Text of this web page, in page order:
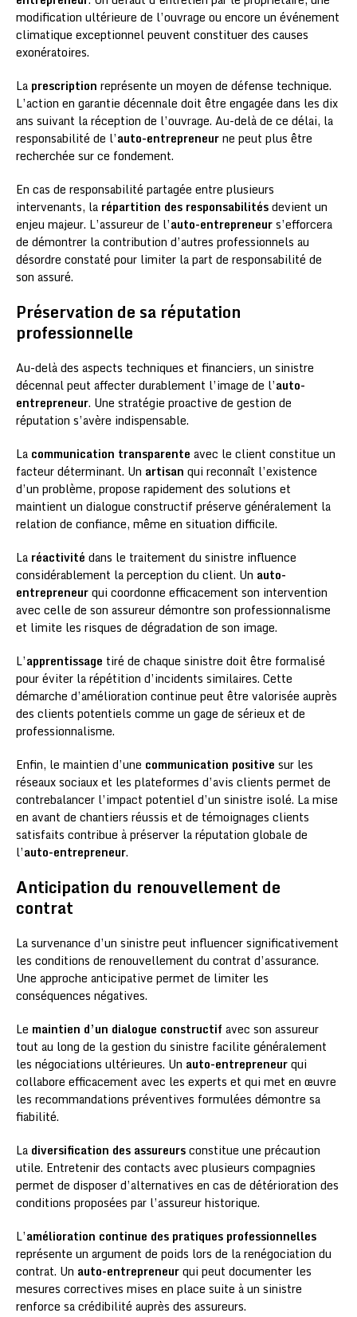
modification ultérieure de l’ouvrage ou encore un événement
climatique exceptionnel peuvent constituer des causes
exonératoires.
La prescription représente un moyen de défense technique.
L’action en garantie décennale doit être engagée dans les dix
ans suivant la réception de l’ouvrage. Au-delà de ce délai, la
responsabilité de l’auto-entrepreneurne peut plus être
recherchée sur ce fondement.
En cas de responsabilité partagée entre plusieurs
intervenants, la répartition des responsabilitésdevient un
enjeu majeur. L’assureur de l’auto-entrepreneurs’efforcera
de démontrer la contribution d’autres professionnels au
désordre constaté pour limiter la part de responsabilité de
son assuré.
Préservation de sa réputation
professionnelle
Au-delà des aspects techniques et financiers, un sinistre
décennal peut affecter durablement l’image de l’auto-
entrepreneur. Une stratégie proactive de gestion de
réputation s’avère indispensable.
La communication transparente avec le client constitue un
facteur déterminant. Un artisan qui reconnaît l’existence
d’un problème, propose rapidement des solutions et
maintient un dialogue constructif préserve généralement la
relation de confiance, même en situation difficile.
La réactivité dans le traitement du sinistre influence
considérablement la perception du client. Un auto-
entrepreneurqui coordonne efficacement son intervention
avec celle de son assureur démontre son professionnalisme
et limite les risques de dégradation de son image.
L’apprentissage tiré de chaque sinistre doit être formalisé
pour éviter la répétition d’incidents similaires. Cette
démarche d’amélioration continue peut être valorisée auprès
des clients potentiels comme un gage de sérieux et de
professionnalisme.
Enfin, le maintien d’une communication positive sur les
réseaux sociaux et les plateformes d’avis clients permet de
contrebalancer l’impact potentiel d’un sinistre isolé. La mise
en avant de chantiers réussis et de témoignages clients
satisfaits contribue à préserver la réputation globale de
l’auto-entrepreneur.
Anticipation du renouvellement de
contrat
La survenance d’un sinistre peut influencer significativement
les conditions de renouvellement du contrat d’assurance.
Une approche anticipative permet de limiter les
conséquences négatives.
Le maintien d’un dialogue constructif avec son assureur
tout au long de la gestion du sinistre facilite généralement
les négociations ultérieures. Un auto-entrepreneurqui
collabore efficacement avec les experts et qui met en œuvre
les recommandations préventives formulées démontre sa
fiabilité.
La diversification des assureursconstitue une précaution
utile. Entretenir des contacts avec plusieurs compagnies
permet de disposer d’alternatives en cas de détérioration des
conditions proposées par l’assureur historique.
L’amélioration continue des pratiques professionnelles
représente un argument de poids lors de la renégociation du
contrat. Un auto-entrepreneurqui peut documenter les
mesures correctives mises en place suite à un sinistre
renforce sa crédibilité auprès des assureurs.